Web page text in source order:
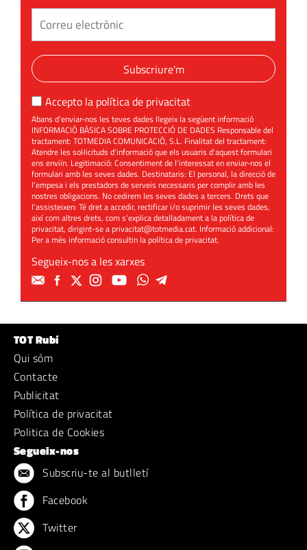
Subscriure'm
Accepto la política de privacitat
Abans d'enviar-nos les teves dades llegeix la següent informació
INFORMACIÓ BÀSICA SOBRE PROTECCIÓ DE DADES Responsable del
tractament: TOTMEDIA COMUNICACIÓ, S.L. Finalitat del tractament:
Atendre les sol·licituds d'informació que els usuaris d'aquest formulari
ens enviïn. Legitimació: Consentiment de l'interessat en enviar-nos el
formulari amb les seves dades. Destinataris: El personal, la direcció de
l'empesa i els prestadors de serveis necessaris per complir amb les
nostres obligacions. No cedirem les seves dades a tercers. Drets que
l'assisteixen: Té dret a accedir, rectificar i/o suprimir les seves dades,
així com altres drets, com s'explica detalladament a la política de
privacitat, dirigint-se aprivacitat@totmedia.cat. Informació addicional:
Per a més informació consultin lapolítica de privacitat.
Segueix-nos a les xarxes
TOT Rubí
Qui sóm
Contacte
Publicitat
Política de privacitat
Politica de Cookies
Segueix-nos
Subscriu-te al butlletí
Facebook
Twitter